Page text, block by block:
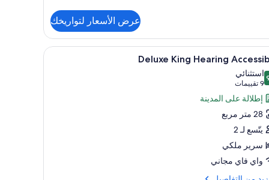
عرض الأسعار لتواريخك
ملاءات للفراش لا تسبب الحساسية وخزنة داخل
6
Deluxe King Hearing
10
استثنائي
9 تقييمات(9
تقييمات)
إطلالة على المدينة
28 متر مربع
يتّسع لـ 2
سرير ملكي
واي فاي مجاني